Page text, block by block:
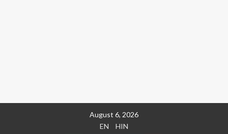
August 6, 2026
EN
HIN